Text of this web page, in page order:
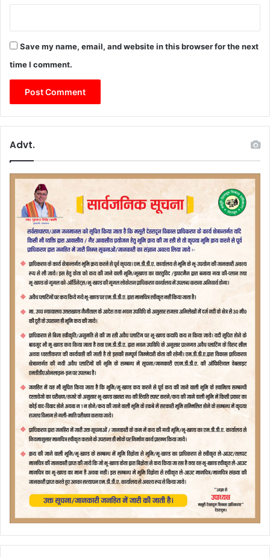
Save my name, email, and website in this browser for the next
time I comment.
Advt.